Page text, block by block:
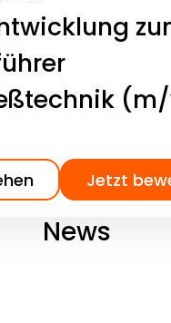
Jetzt
News